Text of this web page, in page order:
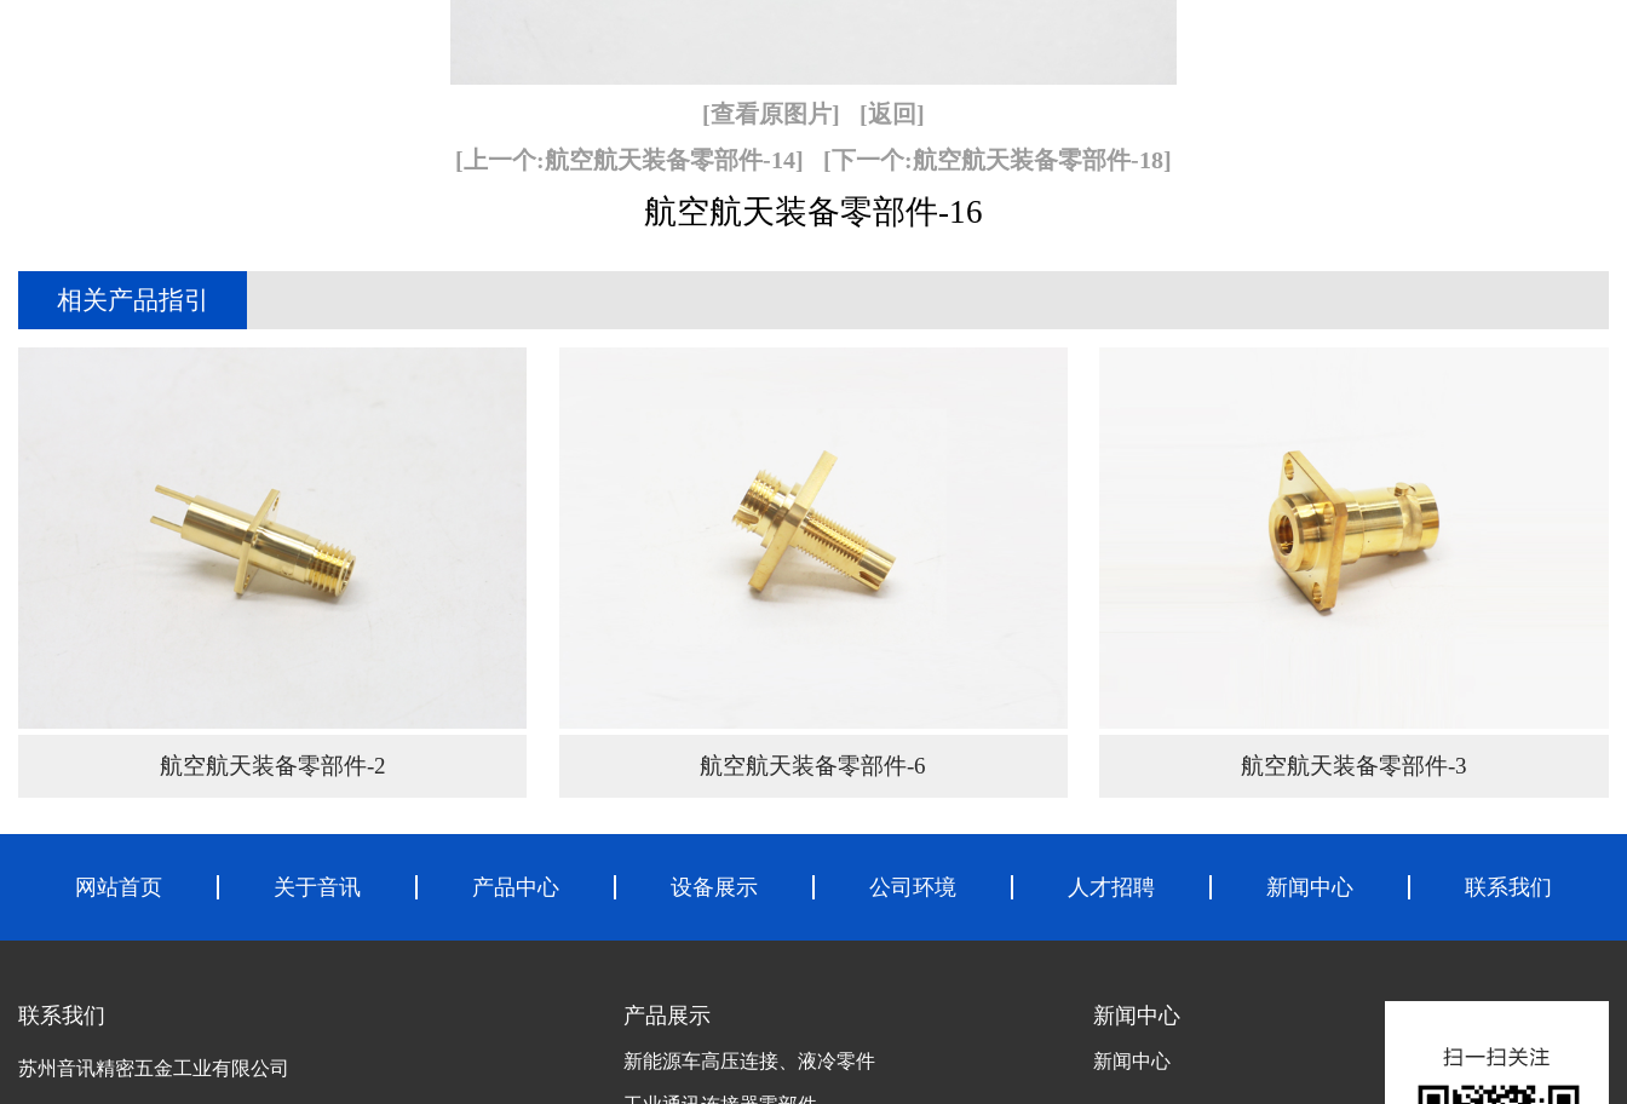
[查看原图片]
[返回]
[上一个:航空航天装备零部件-14]
[下一个:航空航天装备零部件-18]
航空航天装备零部件-16
相关产品指引
航空航天装备零部件-2 航空航天装备零部件-6 航空航天装备零部件-3
网站首页 关于音讯 产品中心 设备展示 公司环境 人才招聘 新闻中心 联系我们
联系我们
苏州音讯精密五金工业有限公司
产品展示
新能源车高压连接、液冷零件
新闻中心
新闻中心